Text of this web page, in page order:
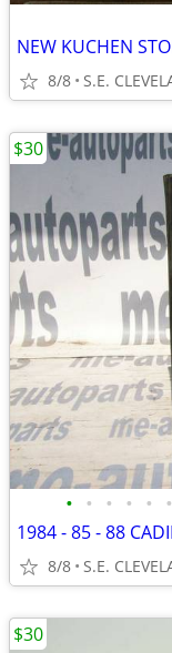
NEW KUCHEN
8/8 S.E.
• • • • • •
1984 - 85 - 88
8/8 S.E.
$30
$30